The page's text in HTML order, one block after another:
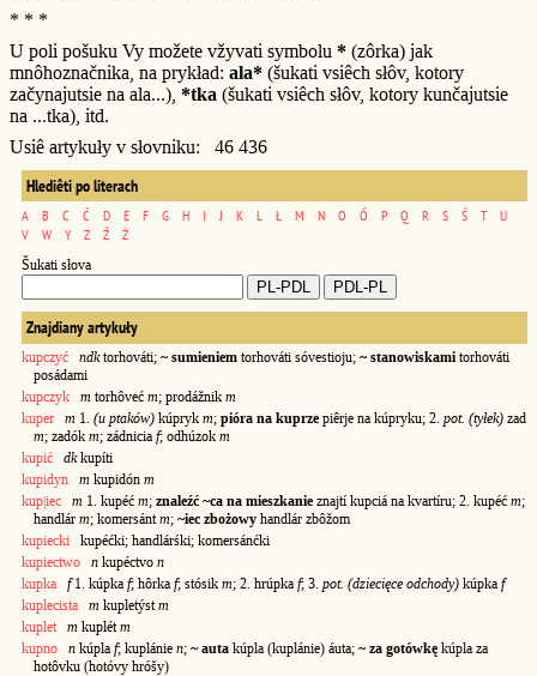
* * *
U poli pošuku Vy možete vžyvati symbolu * (zôrka) jak
mnôhoznačnika, na prykład: ala* (šukati vsiêch słôv, kotory
začynajutsie na ala...), *tka (šukati vsiêch słôv, kotory kunčajutsie
na ...tka), itd.
Usiê artykuły v słovniku: 46 436
Hlediêti po literach
A B C Ć D E F G H I J K L Ł M N O Ó P Q R S Ś T
U
V
W Y Z Ź Ż
Šukati słova
Znajdiany artykuły
kupczyć ndktorhováti; ~ sumieniem torhováti sóvestioju; ~ stanowiskami torhováti
posádami
kupczyk
m torhôveć m; prodážnik m
kuper
m 1. (u ptaków) kúpryk m; pióra na kuprze piêrje na kúpryku; 2. pot. (tyłek) zad
m; zadók m; zádnicia f; odhúzok m
kupić
dkkupíti
kupidyn
m kupidón m
kup|iec
m 1. kupéć m; znaleźć ~ca na mieszkanie znajtí kupciá na kvartíru; 2. kupéć m;
handlár m; komersánt m; ~iec zbożowy handlár zbôžom
kupiecki kupéćki; handlárśki; komersánćki
kupiectwo
n kupéctvo n
kupka
f1. kúpka f; hôrka f; stósik m; 2. hrúpka f; 3. pot. (dziecięce odchody) kúpka f
kuplecista
m kupletýst m
kuplet
m kuplét m
kupno
n kúpla f; kuplánie n; ~ auta kúpla (kuplánie) áuta; ~ za gotówkę kúpla za
hotôvku (hotóvy hróšy)